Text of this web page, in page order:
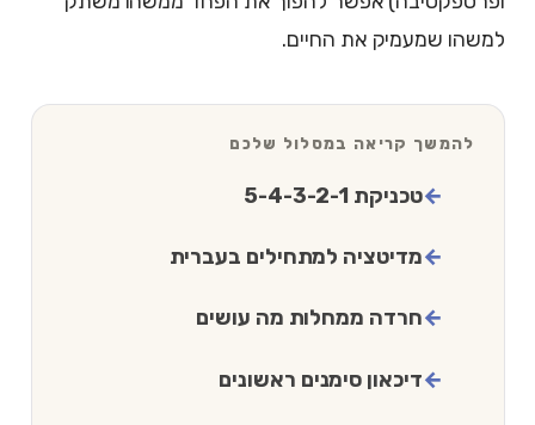
למשהו שמעמיק את החיים.
להמשך קריאה במסלול שלכם
טכניקת 5-4-3-2-1
מדיטציה למתחילים בעברית
חרדה ממחלות מה עושים
דיכאון סימנים ראשונים